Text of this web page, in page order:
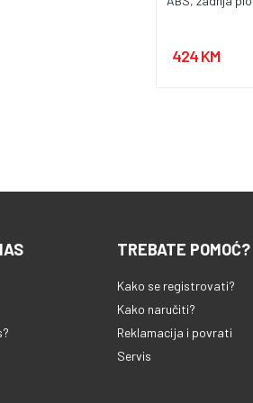
temperatura
424 KM
TREBATE POMOĆ?
Kako se registrovati?
Kako naručiti?
Reklamacija i povrati
Servis